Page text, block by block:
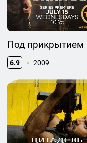
Под прикрытием
6.9 2009